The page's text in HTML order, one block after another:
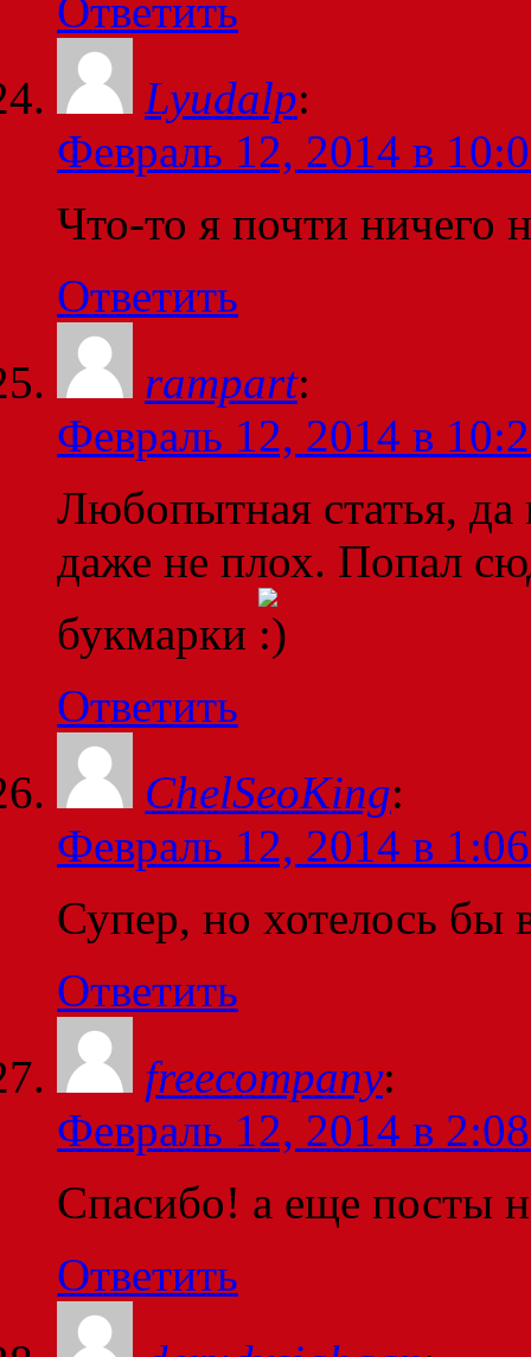
Ответить
Lyudalp:
Февраль 12, 2014 в
Что-то я почти ничего
Ответить
rampart:
Февраль 12, 2014 в
Любопытная статья,
даже не плох. Попал
букмарки
Ответить
ChelSeoKing:
Февраль 12, 2014 в
Супер, но хотелось бы
Ответить
freecompany:
Февраль 12, 2014 в
Спасибо! а еще посты
Ответить